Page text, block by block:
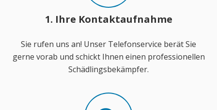
1. Ihre Kontaktaufnahme
Sie rufen uns an! Unser Telefonservice berät Sie
gerne vorab und schickt Ihnen einen professionellen
Schädlingsbekämpfer.